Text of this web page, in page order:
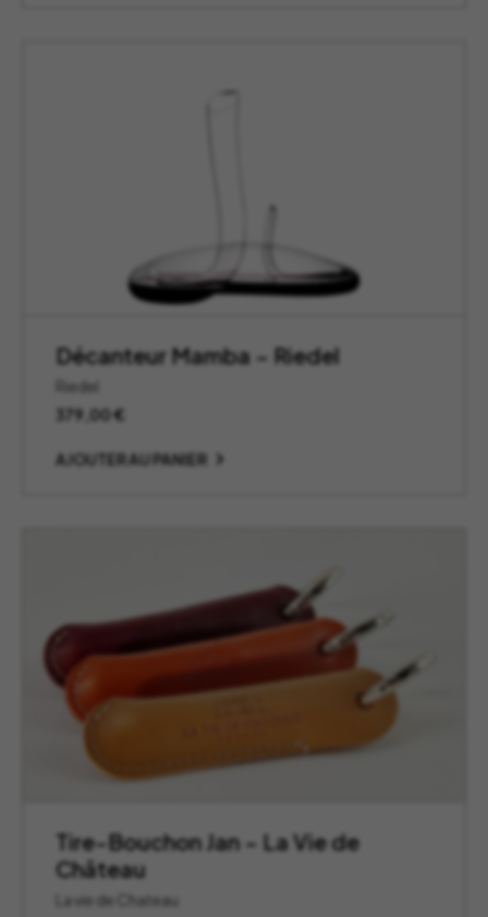
Décanteur Mamba – Riedel
Riedel
379,00€
AJOUTER AU PANIER
Tire-Bouchon Jan – La Vie de
Château
La vie de Chateau